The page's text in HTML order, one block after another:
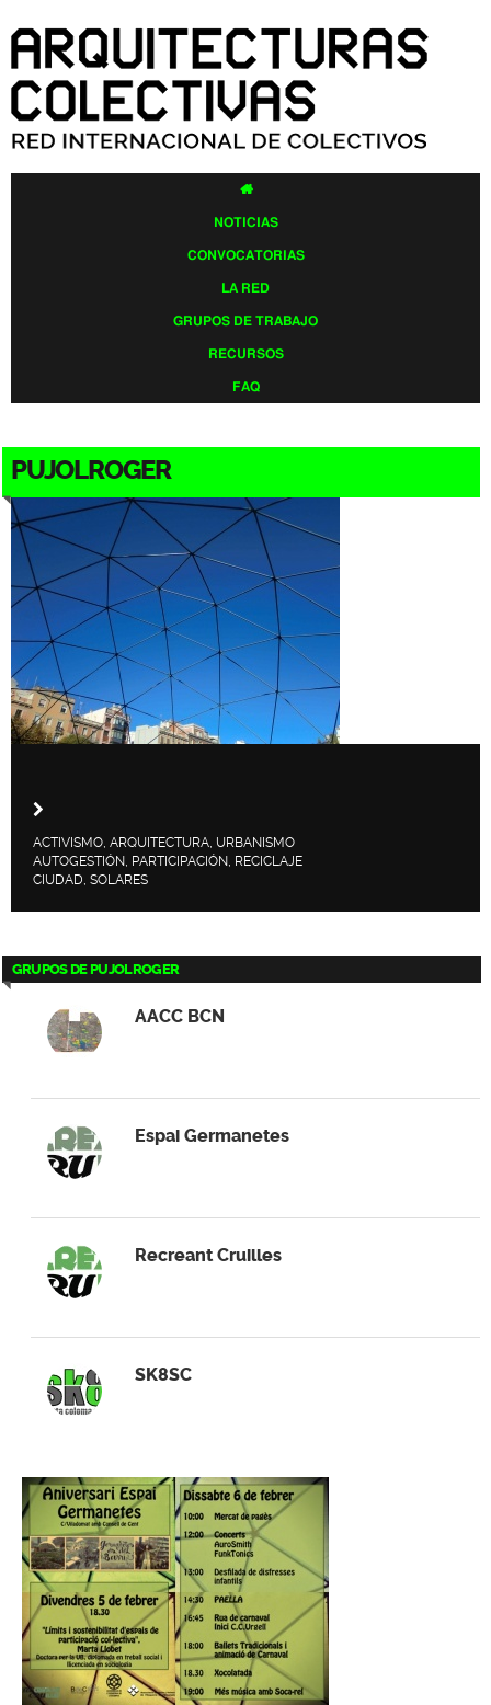
contenido
principal

NOTICIAS
CONVOCATORIAS
LA RED
GRUPOS DE TRABAJO
RECURSOS
FAQ
PUJOLROGER
ACTIVISMO, ARQUITECTURA, URBANISMO
AUTOGESTIÓN, PARTICIPACIÓN, RECICLAJE
CIUDAD, SOLARES
GRUPOS DE PUJOLROGER
AACC BCN
Espai Germanetes
Recreant Cruilles
SK8SC